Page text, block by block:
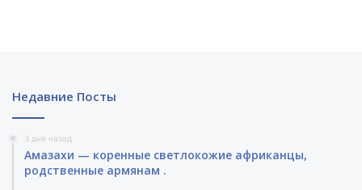
Недавние Посты
3 дня назад
Амазахи — коренные светлокожие африканцы,
родственные армянам .